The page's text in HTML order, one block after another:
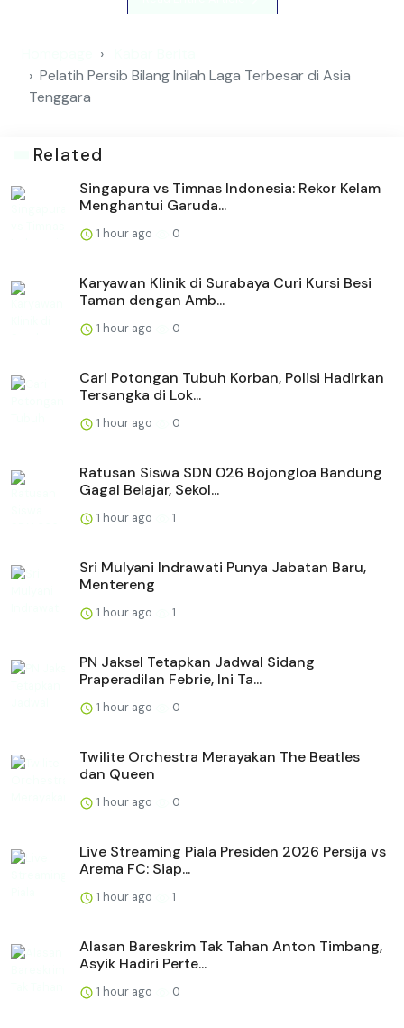
Pelatih Persib Bilang Inilah Laga Terbesar di Asia
Tenggara
Related
Singapura vs Timnas Indonesia: Rekor Kelam
Menghantui Garuda...
1 hour ago 0
Karyawan Klinik di Surabaya Curi Kursi Besi
Taman dengan Amb...
1 hour ago 0
Cari Potongan Tubuh Korban, Polisi Hadirkan
Tersangka di Lok...
1 hour ago 0
Ratusan Siswa SDN 026 Bojongloa Bandung
Gagal Belajar, Sekol...
1 hour ago 1
Sri Mulyani Indrawati Punya Jabatan Baru,
Mentereng
1 hour ago 1
PN Jaksel Tetapkan Jadwal Sidang
Praperadilan Febrie, Ini Ta...
1 hour ago 0
Twilite Orchestra Merayakan The Beatles
dan Queen
1 hour ago 0
Live Streaming Piala Presiden 2026 Persija vs
Arema FC: Siap...
1 hour ago 1
Alasan Bareskrim Tak Tahan Anton Timbang,
Asyik Hadiri Perte...
1 hour ago 0